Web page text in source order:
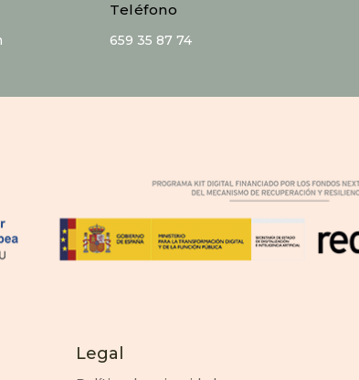
Teléfono
659 35 87 74
Legal